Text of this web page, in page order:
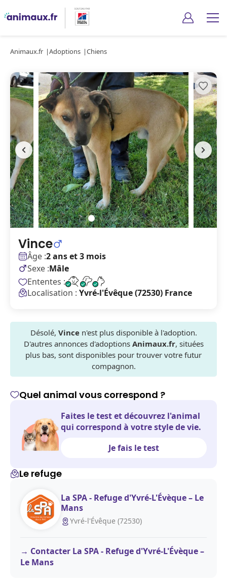
Animaux.fr Adoptions Chiens
Vince
Âge :2 ans et 3 mois
Sexe :Mâle
Ententes :
Localisation : Yvré-l'Évêque (72530) France
Désolé, Vincen'est plus disponible à l'adoption.
D'autres annonces d'adoptions Animaux.fr, situées
plus bas, sont disponibles pour trouver votre futur
compagnon.
Quel animal vous correspond ?
Faites le test et découvrez l'animal
qui correspond à votre style de vie.
Je fais le test
Le refuge
La SPA - Refuge d'Yvré-L'Évèque – Le
Mans
Yvré-l'Évêque (72530)
Contacter La SPA - Refuge d'Yvré-L'Évèque –
Le Mans